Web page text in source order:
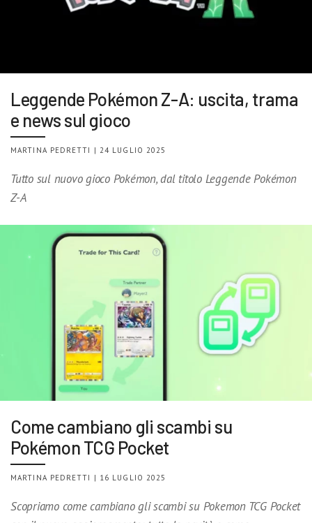
Leggende Pokémon Z-A: uscita, trama
e news sul gioco
MARTINA PEDRETTI | 24 LUGLIO 2025
Tutto sul nuovo gioco Pokémon, dal titolo Leggende Pokémon
Z-A
Come cambiano gli scambi su
Pokémon TCG Pocket
MARTINA PEDRETTI | 16 LUGLIO 2025
Scopriamo come cambiano gli scambi su Pokemon TCG Pocket